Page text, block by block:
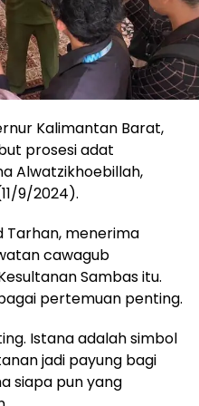
Kalimantan Barat,
prosesi adat
Alwatzikhoebillah,
9/2024).
Tarhan, menerima
cawagub
Sambas itu.
pertemuan penting.
Istana adalah simbol
jadi payung bagi
siapa pun yang